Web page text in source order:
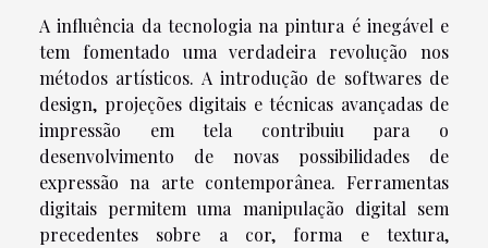
A influência da tecnologia na pintura é inegável e
tem fomentado uma verdadeira revolução nos
métodos artísticos. A introdução de softwares de
design, projeções digitais e técnicas avançadas de
impressão em tela contribuiu para o
desenvolvimento de novas possibilidades de
expressão na arte contemporânea. Ferramentas
digitais permitem uma manipulação digital sem
precedentes sobre a cor, forma e textura,